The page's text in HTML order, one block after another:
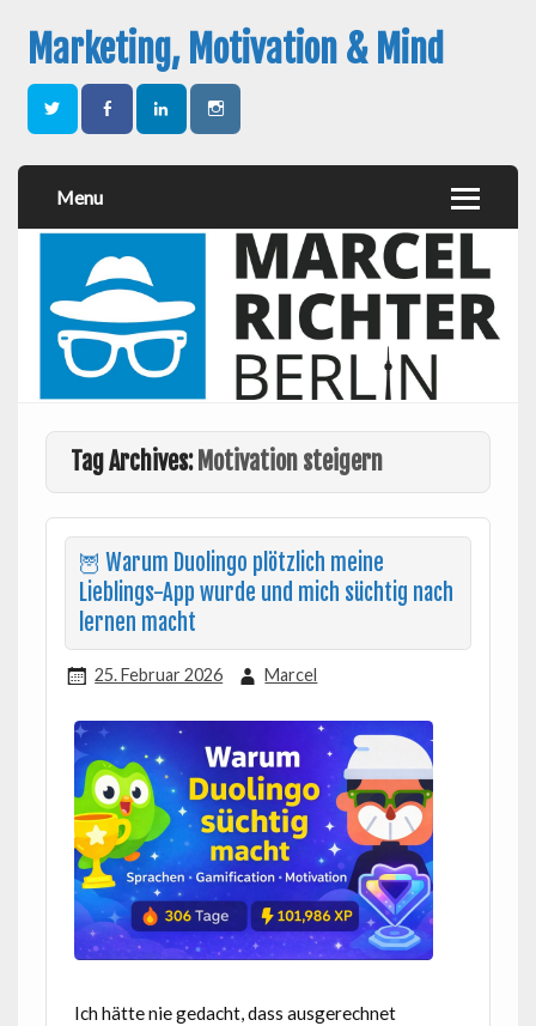
Marketing, Motivation & Mind
Menu
Tag Archives: Motivation steigern
🦉 Warum Duolingo plötzlich meine
Lieblings-App wurde und mich süchtig nach
lernen macht
25. Februar 2026 Marcel
Ich hätte nie gedacht, dass ausgerechnet